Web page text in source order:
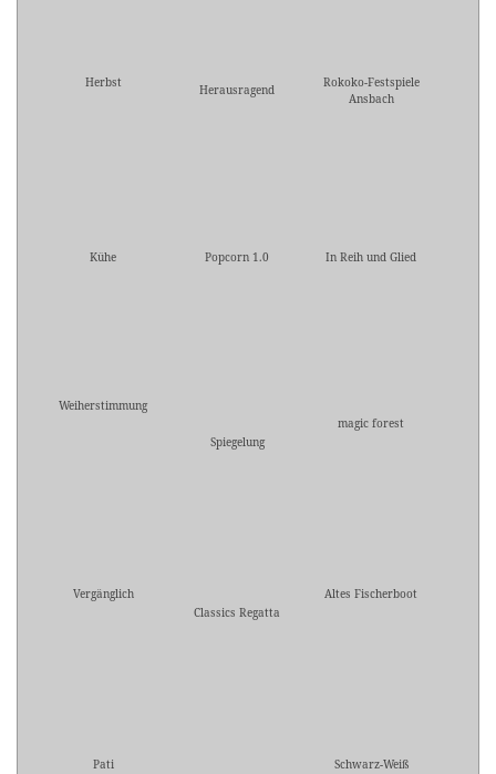
Herbst Herausragend
Rokoko-Festspiele
Ansbach
Kühe Popcorn 1.0 In Reih und Glied
Weiherstimmung
Spiegelung
magic forest
Vergänglich
Classics Regatta
Altes Fischerboot
Pati
Schwarz-Weiß